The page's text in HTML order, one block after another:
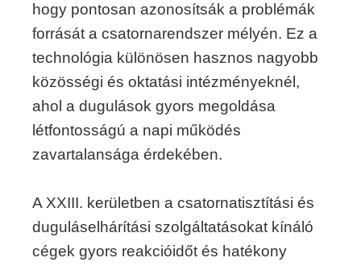
hogy pontosan azonosítsák a problémák
forrását a csatornarendszer mélyén. Ez a
technológia különösen hasznos nagyobb
közösségi és oktatási intézményeknél,
ahol a dugulások gyors megoldása
létfontosságú a napi működés
zavartalansága érdekében.
A XXIII. kerületben a csatornatisztítási és
duguláselhárítási szolgáltatásokat kínáló
cégek gyors reakcióidőt és hatékony